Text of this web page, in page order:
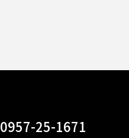
0957-25-1671